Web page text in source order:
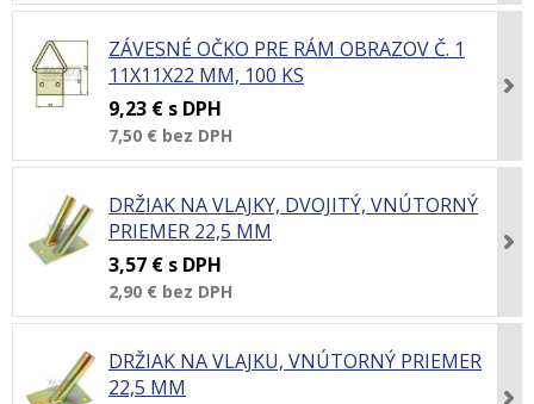
ZÁVESNÉ OČKO PRE RÁM OBRAZOV Č. 1
11X11X22 MM, 100 KS
9,23 € s DPH
7,50 € bez DPH
DRŽIAK NA VLAJKY, DVOJITÝ, VNÚTORNÝ
PRIEMER 22,5 MM
3,57 € s DPH
2,90 € bez DPH
DRŽIAK NA VLAJKU, VNÚTORNÝ PRIEMER
22,5 MM